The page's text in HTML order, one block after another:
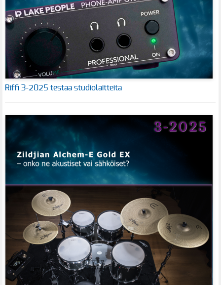
Riffi 3-2025 testaa studiolaitteita